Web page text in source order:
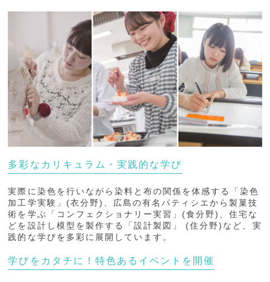
多彩なカリキュラム・実践的な学び
実際に染色を行いながら染料と布の関係を体感する「染色
加工学実験」(衣分野)、広島の有名パティシエから製菓技
術を学ぶ「コンフェクショナリー実習」(食分野)、住宅な
どを設計し模型を製作する「設計製図」 (住分野)など、実
践的な学びを多彩に展開しています。
学びをカタチに！特色あるイベントを開催